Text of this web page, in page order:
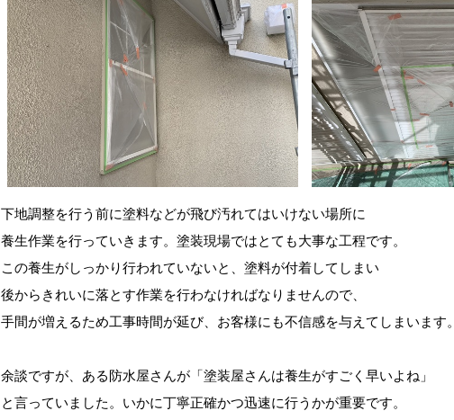
下地調整を行う前に塗料などが飛び汚れてはいけない場所に
養生作業を行っていきます。塗装現場ではとても大事な工程です。
この養生がしっかり行われていないと、塗料が付着してしまい
後からきれいに落とす作業を行わなければなりませんので、
手間が増えるため工事時間が延び、お客様にも不信感を与えてしまいます。
余談ですが、ある防水屋さんが「塗装屋さんは養生がすごく早いよね」
と言っていました。いかに丁寧正確かつ迅速に行うかが重要です。